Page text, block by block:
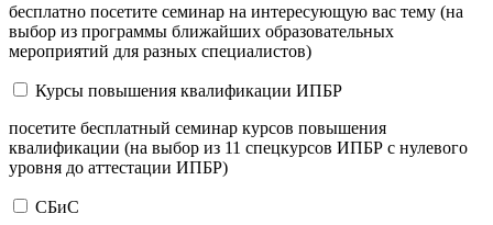
бесплатно посетите семинар на интересующую вас тему (на
выбор из программы ближайших образовательных
мероприятий для разных специалистов)
Курсы повышения квалификации ИПБР
посетите бесплатный семинар курсов повышения
квалификации (на выбор из 11 спецкурсов ИПБР с нулевого
уровня до аттестации ИПБР)
СБиС